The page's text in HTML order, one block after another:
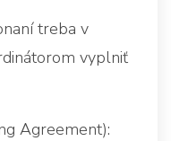
treba v
vyplniť
Agreement):